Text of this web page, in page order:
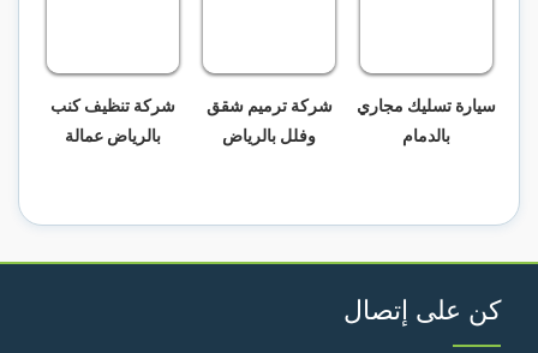
سيارة تسليك مجاري
بالدمام
شركة ترميم شقق
وفلل بالرياض
شركة تنظيف كنب
بالرياض عمالة
كن على إتصال